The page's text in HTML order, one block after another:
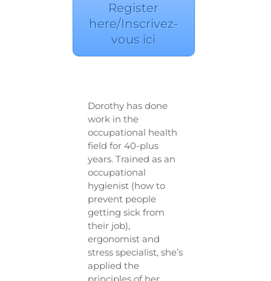
Register
here/Inscrivez-
vous ici
Dorothy has done
work in the
occupational health
field for 40-plus
years. Trained as an
occupational
hygienist (how to
prevent people
getting sick from
their job),
ergonomist and
stress specialist, she’s
applied the